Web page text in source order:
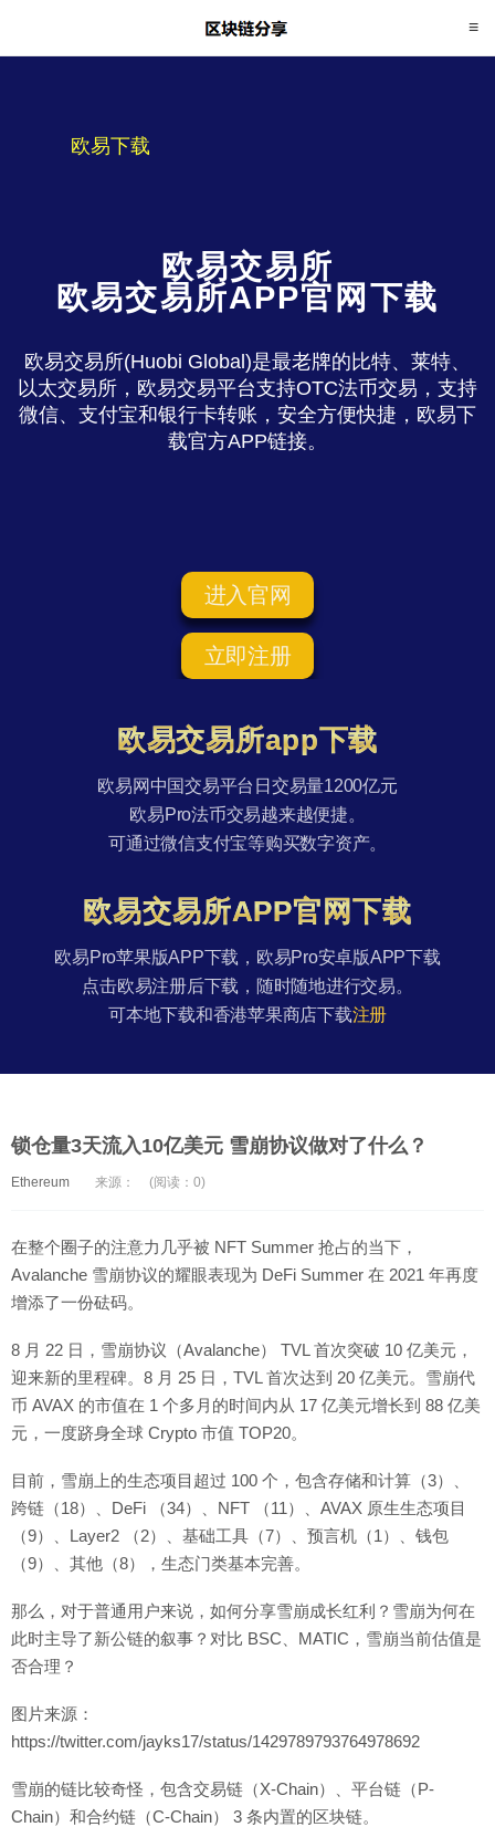
欧易下载
欧易交易所
欧易交易所APP官网下载
欧易交易所(Huobi Global)是最老牌的比特、莱特、
以太交易所，欧易交易平台支持OTC法币交易，支持
微信、支付宝和银行卡转账，安全方便快捷，欧易下
载官方APP链接。
进入官网
立即注册
欧易交易所app下载
欧易网中国交易平台日交易量1200亿元
欧易Pro法币交易越来越便捷。
可通过微信支付宝等购买数字资产。
欧易交易所APP官网下载
欧易Pro苹果版APP下载，欧易Pro安卓版APP下载
点击欧易注册后下载，随时随地进行交易。
可本地下载和香港苹果商店下载注册
锁仓量3天流入10亿美元 雪崩协议做对了什么？
Ethereum 来源： (阅读：0)
在整个圈子的注意力几乎被 NFT Summer 抢占的当下，
Avalanche 雪崩协议的耀眼表现为 DeFi Summer 在 2021 年再度
增添了一份砝码。
8 月 22 日，雪崩协议（Avalanche） TVL 首次突破 10 亿美元，
迎来新的里程碑。8 月 25 日，TVL 首次达到 20 亿美元。雪崩代
币 AVAX 的市值在 1 个多月的时间内从 17 亿美元增长到 88 亿美
元，一度跻身全球 Crypto 市值 TOP20。
目前，雪崩上的生态项目超过 100 个，包含存储和计算（3）、
跨链（18）、DeFi （34）、NFT （11）、AVAX 原生生态项目
（9）、Layer2 （2）、基础工具（7）、预言机（1）、钱包
（9）、其他（8），生态门类基本完善。
那么，对于普通用户来说，如何分享雪崩成长红利？雪崩为何在
此时主导了新公链的叙事？对比 BSC、MATIC，雪崩当前估值是
否合理？
图片来源：
https://twitter.com/jayks17/status/1429789793764978692
雪崩的链比较奇怪，包含交易链（X-Chain）、平台链（P-
Chain）和合约链（C-Chain） 3 条内置的区块链。